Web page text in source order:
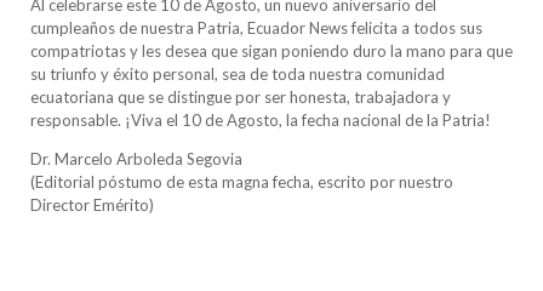
Al celebrarse este 10 de Agosto, un nuevo aniversario del
cumpleaños de nuestra Patria, Ecuador News felicita a todos sus
compatriotas y les desea que sigan poniendo duro la mano para que
su triunfo y éxito personal, sea de toda nuestra comunidad
ecuatoriana que se distingue por ser honesta, trabajadora y
responsable. ¡Viva el 10 de Agosto, la fecha nacional de la Patria!
Dr. Marcelo Arboleda Segovia
(Editorial póstumo de esta magna fecha, escrito por nuestro
Director Emérito)